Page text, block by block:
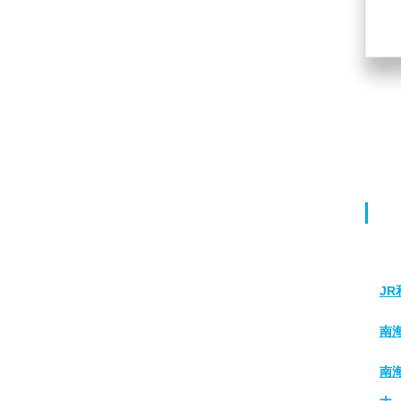
JR
南
南